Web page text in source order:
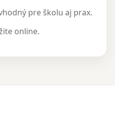
pre školu aj prax.
online.